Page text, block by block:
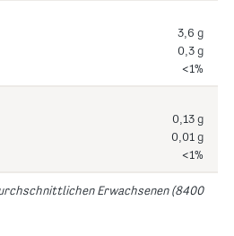
3,6 g
0,3 g
<1%
0,13 g
0,01 g
<1%
Erwachsenen (8400